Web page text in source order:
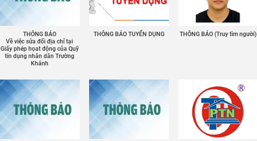
THÔNG BÁO
Về việc sửa đổi địa chỉ tại
Giấy phép họat động của Quỹ
tín dụng nhân dân Trường
Khánh
THÔNG BÁO TUYỂN DỤNG THÔNG BÁO (Truy tìm người)